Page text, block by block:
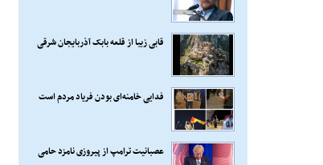
قابی زیبا از قلعه بابک آذربایجان شرقی
فدایی خامنه‌ای بودن فریاد مردم است
عصبانیت ترامپ از پیروزی نامزد حامی